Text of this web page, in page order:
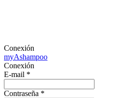
Conexión
myAshampoo
Conexión
E-mail *
Contraseña *